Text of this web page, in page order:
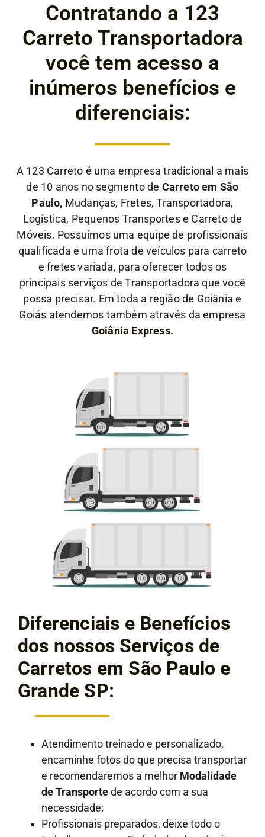
Contratando a 123
Carreto Transportadora
você tem acesso a
inúmeros benefícios e
diferenciais:
A 123 Carreto é uma empresa tradicional a mais
de 10 anos no segmento de Carreto em São
Paulo, Mudanças, Fretes, Transportadora,
Logística, Pequenos Transportes e Carreto de
Móveis. Possuímos uma equipe de profissionais
qualificada e uma frota de veículos para carreto
e fretes variada, para oferecer todos os
principais serviços de Transportadora que você
possa precisar. Em toda a região de Goiânia e
Goiás atendemos também através da empresa
Goiânia Express.
Diferenciais e Benefícios
dos nossos Serviços de
Carretos em São Paulo e
Grande SP:
Atendimento treinado e personalizado,
encaminhe fotos do que precisa transportar
e recomendaremos a melhor Modalidade
de Transportede acordo com a sua
necessidade;
Profissionais preparados, deixe todo o